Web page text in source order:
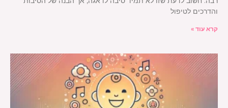
והדרכים לטיפול
קרא עוד »